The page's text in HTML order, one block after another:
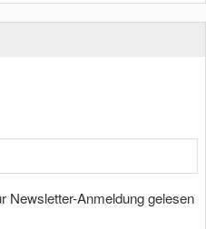
Newsletter-Anmeldung gelesen